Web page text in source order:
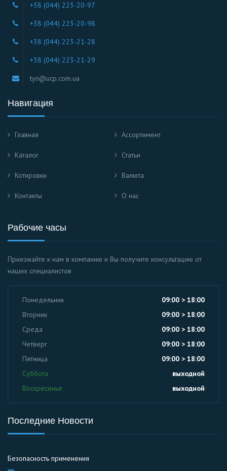
+38 (044) 223-20-97
+38 (044) 223-20-98
+38 (044) 223-21-28
+38 (044) 223-21-29
tyn@ucp.com.ua
Навигация
Главная Ассортимент
Каталог Статьи
Котировки Валюта
Контакты О нас
Рабочие часы
Приезжайте к нам в компанию и Вы получите консультацию от
наших специалистов
Понедельник
09:00 > 18:00
Вторник
09:00 > 18:00
Среда
09:00 > 18:00
Четверг
09:00 > 18:00
Пятница
09:00 > 18:00
Суббота
выходной
Воскресенье
выходной
Последние Новости
Безопасность применения